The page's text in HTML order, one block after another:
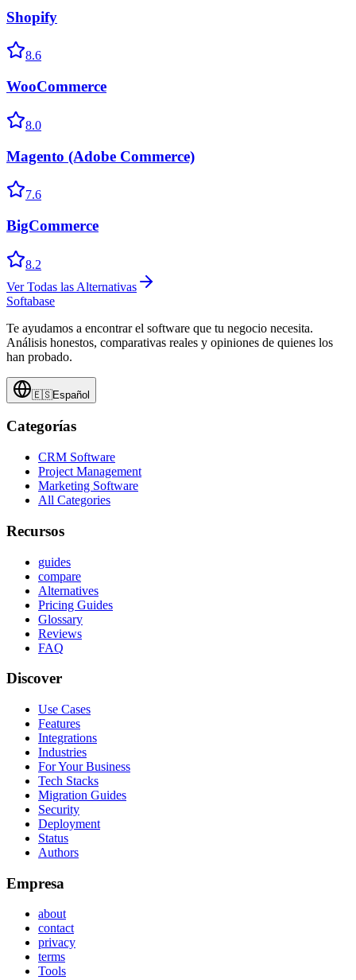
Shopify
8.6
WooCommerce
8.0
Magento (Adobe Commerce)
7.6
BigCommerce
8.2
Ver Todas las Alternativas
Softabase
Te ayudamos a encontrar el software que tu negocio necesita.
Análisis honestos, comparativas reales y opiniones de quienes los
han probado.
🇪🇸Español
Categorías
CRM Software
Project Management
Marketing Software
All Categories
Recursos
guides
compare
Alternatives
Pricing Guides
Glossary
Reviews
FAQ
Discover
Use Cases
Features
Integrations
Industries
For Your Business
Tech Stacks
Migration Guides
Security
Deployment
Status
Authors
Empresa
about
contact
privacy
terms
Tools